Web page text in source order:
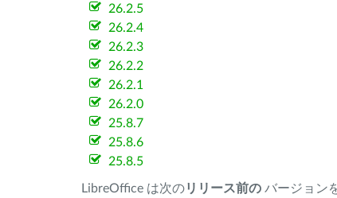
26.2.5
26.2.4
26.2.3
26.2.2
26.2.1
26.2.0
25.8.7
25.8.6
25.8.5
LibreOffice は次のリリース前の バージョン